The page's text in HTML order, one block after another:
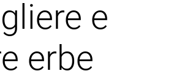
e
erbe